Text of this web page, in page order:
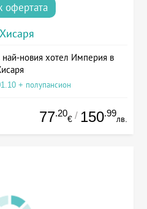
офертата
Хисаря
новия хотел Империя в
+ полупансион
77.20
€ / 150.99
лв.